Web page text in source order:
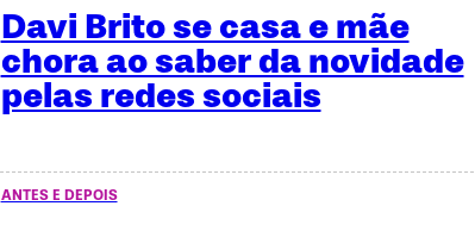
Davi Brito se casa e mãe
chora ao saber da novidade
pelas redes sociais
ANTES E DEPOIS